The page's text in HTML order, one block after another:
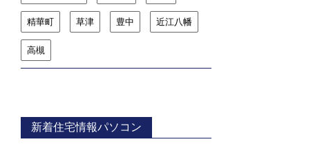
精華町 草津 豊中 近江八幡
高槻
新着住宅情報パソコン